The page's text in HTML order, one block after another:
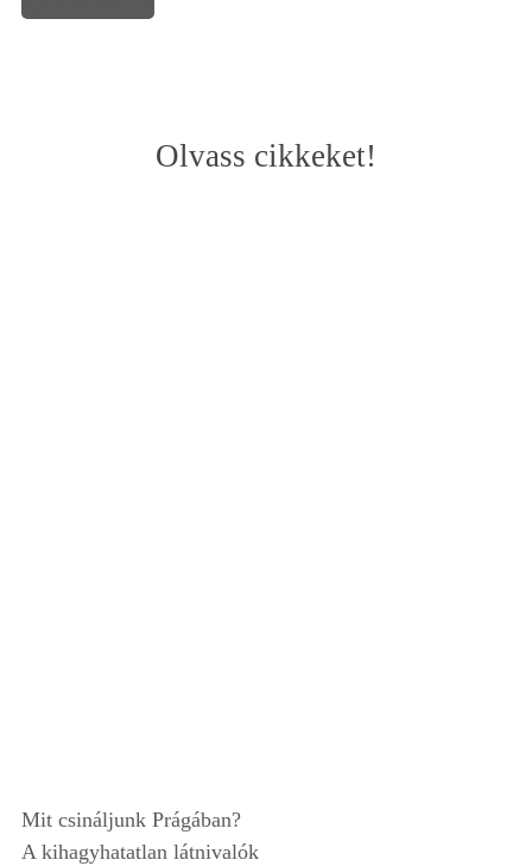
Olvass cikkeket!
Mit csináljunk Prágában?
A kihagyhatatlan látnivalók